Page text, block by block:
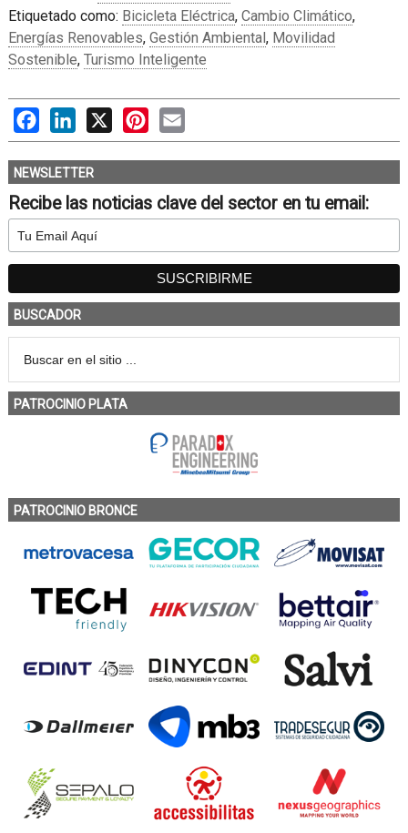
Etiquetado como: Bicicleta Eléctrica, Cambio Climático,
Energías Renovables, Gestión Ambiental, Movilidad
Sostenible, Turismo Inteligente
FacebookLinkedIn
X PinterestEmail
NEWSLETTER
Recibe las noticias clave del sector en tu email:
BUSCADOR
PATROCINIO PLATA
PATROCINIO BRONCE